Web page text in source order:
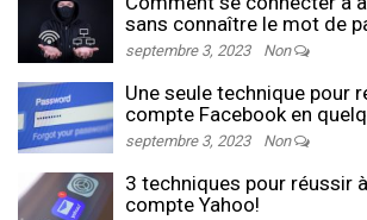
sans connaître le mot de
septembre 3, 2023 Non
Une seule technique pour
compte Facebook en
septembre 3, 2023 Non
3 techniques pour réussir
compte Yahoo!